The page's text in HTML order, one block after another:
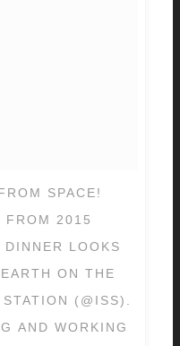
SPACE!
FROM 2015
DINNER LOOKS
ON THE
(@ISS).
AND WORKING